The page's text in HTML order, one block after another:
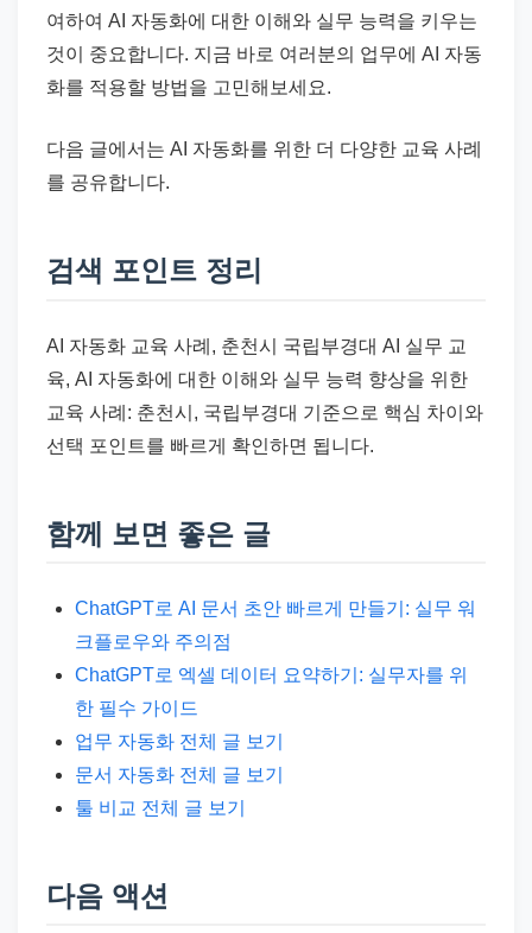
여하여 AI 자동화에 대한 이해와 실무 능력을 키우는
것이 중요합니다. 지금 바로 여러분의 업무에 AI 자동
화를 적용할 방법을 고민해보세요.
다음 글에서는 AI 자동화를 위한 더 다양한 교육 사례
를 공유합니다.
검색 포인트 정리
AI 자동화 교육 사례, 춘천시 국립부경대 AI 실무 교
육, AI 자동화에 대한 이해와 실무 능력 향상을 위한
교육 사례: 춘천시, 국립부경대 기준으로 핵심 차이와
선택 포인트를 빠르게 확인하면 됩니다.
함께 보면 좋은 글
ChatGPT로 AI 문서 초안 빠르게 만들기: 실무 워
크플로우와 주의점
ChatGPT로 엑셀 데이터 요약하기: 실무자를 위
한 필수 가이드
업무 자동화 전체 글 보기
문서 자동화 전체 글 보기
툴 비교 전체 글 보기
다음 액션